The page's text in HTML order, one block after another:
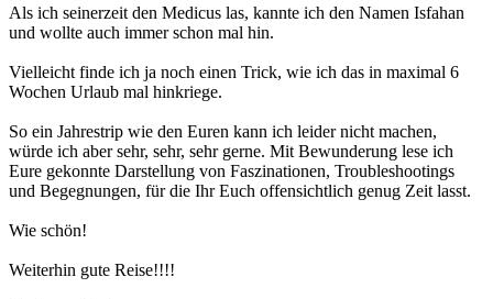
Als ich seinerzeit den Medicus las, kannte ich den Namen Isfahan
und wollte auch immer schon mal hin.
Vielleicht finde ich ja noch einen Trick, wie ich das in maximal 6
Wochen Urlaub mal hinkriege.
So ein Jahrestrip wie den Euren kann ich leider nicht machen,
würde ich aber sehr, sehr, sehr gerne. Mit Bewunderung lese ich
Eure gekonnte Darstellung von Faszinationen, Troubleshootings
und Begegnungen, für die Ihr Euch offensichtlich genug Zeit lasst.
Wie schön!
Weiterhin gute Reise!!!!